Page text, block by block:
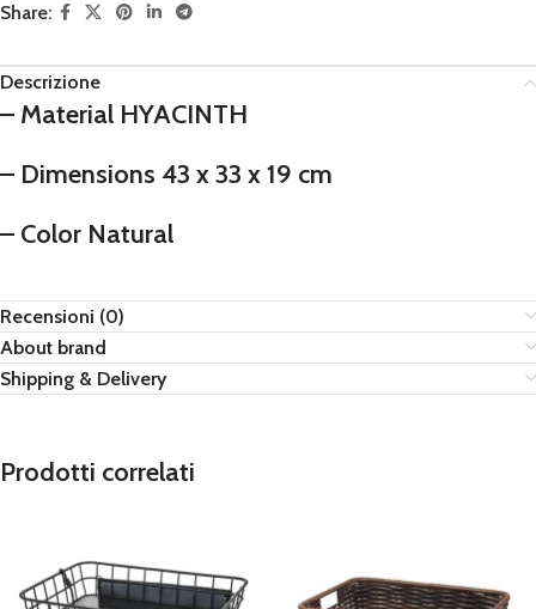
Share:
Descrizione
– Material HYACINTH
– Dimensions 43 x 33 x 19 cm
– Color Natural
Recensioni (0)
About brand
Shipping & Delivery
Prodotti correlati